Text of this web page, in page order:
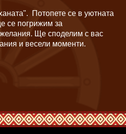
Потопете се в уютната
се погрижим за
Ще споделим с вас
и весели моменти.